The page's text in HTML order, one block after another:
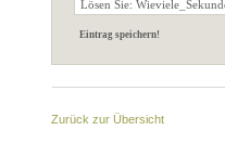
Zurück zur Übersicht